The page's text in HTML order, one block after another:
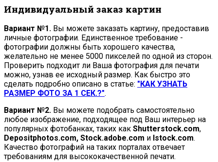
Индивидуальный заказ картин
Вариант №1. Вы можете заказать картину, предоставив
личные фотографии. Единственное требование -
фотографии должны быть хорошего качества,
желательно не менее 5000 пикселей по одной из сторон.
Проверить подходит ли Ваша фотография для печати
можно, узнав ее исходный размер. Как быстро это
сделать подробно описано в статье: "КАК УЗНАТЬ
РАЗМЕР ФОТО ЗА 1 СЕК.?".
Вариант №2. Вы можете подобрать самостоятельно
любое изображение, подходящее под Ваш интерьер на
популярных фотобанках, таких как Shutterstock.com,
Depositphotos.com, Stock.adobe.com и Istock.com.
Качество фотографий на таких порталах отвечает
требованиям для высококачественной печати.